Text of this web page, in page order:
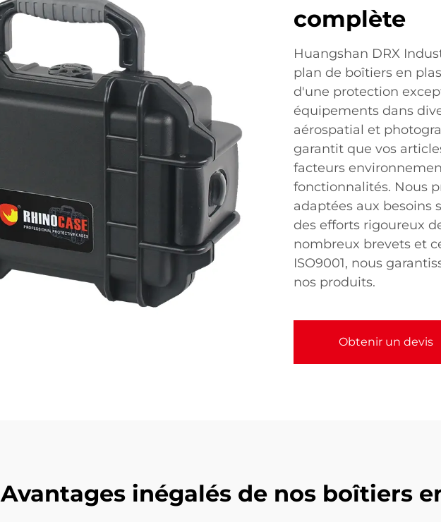
complète
Huangshan DRX
plan de boîtiers en
d'une protection
équipements dans
aérospatial et
garantit que vos
facteurs
fonctionnalités. Nous
adaptées aux besoins
des efforts rigoureux
nombreux brevets et
ISO9001, nous
nos produits.
Obtenir un devis
Avantages inégalés de nos boîtiers